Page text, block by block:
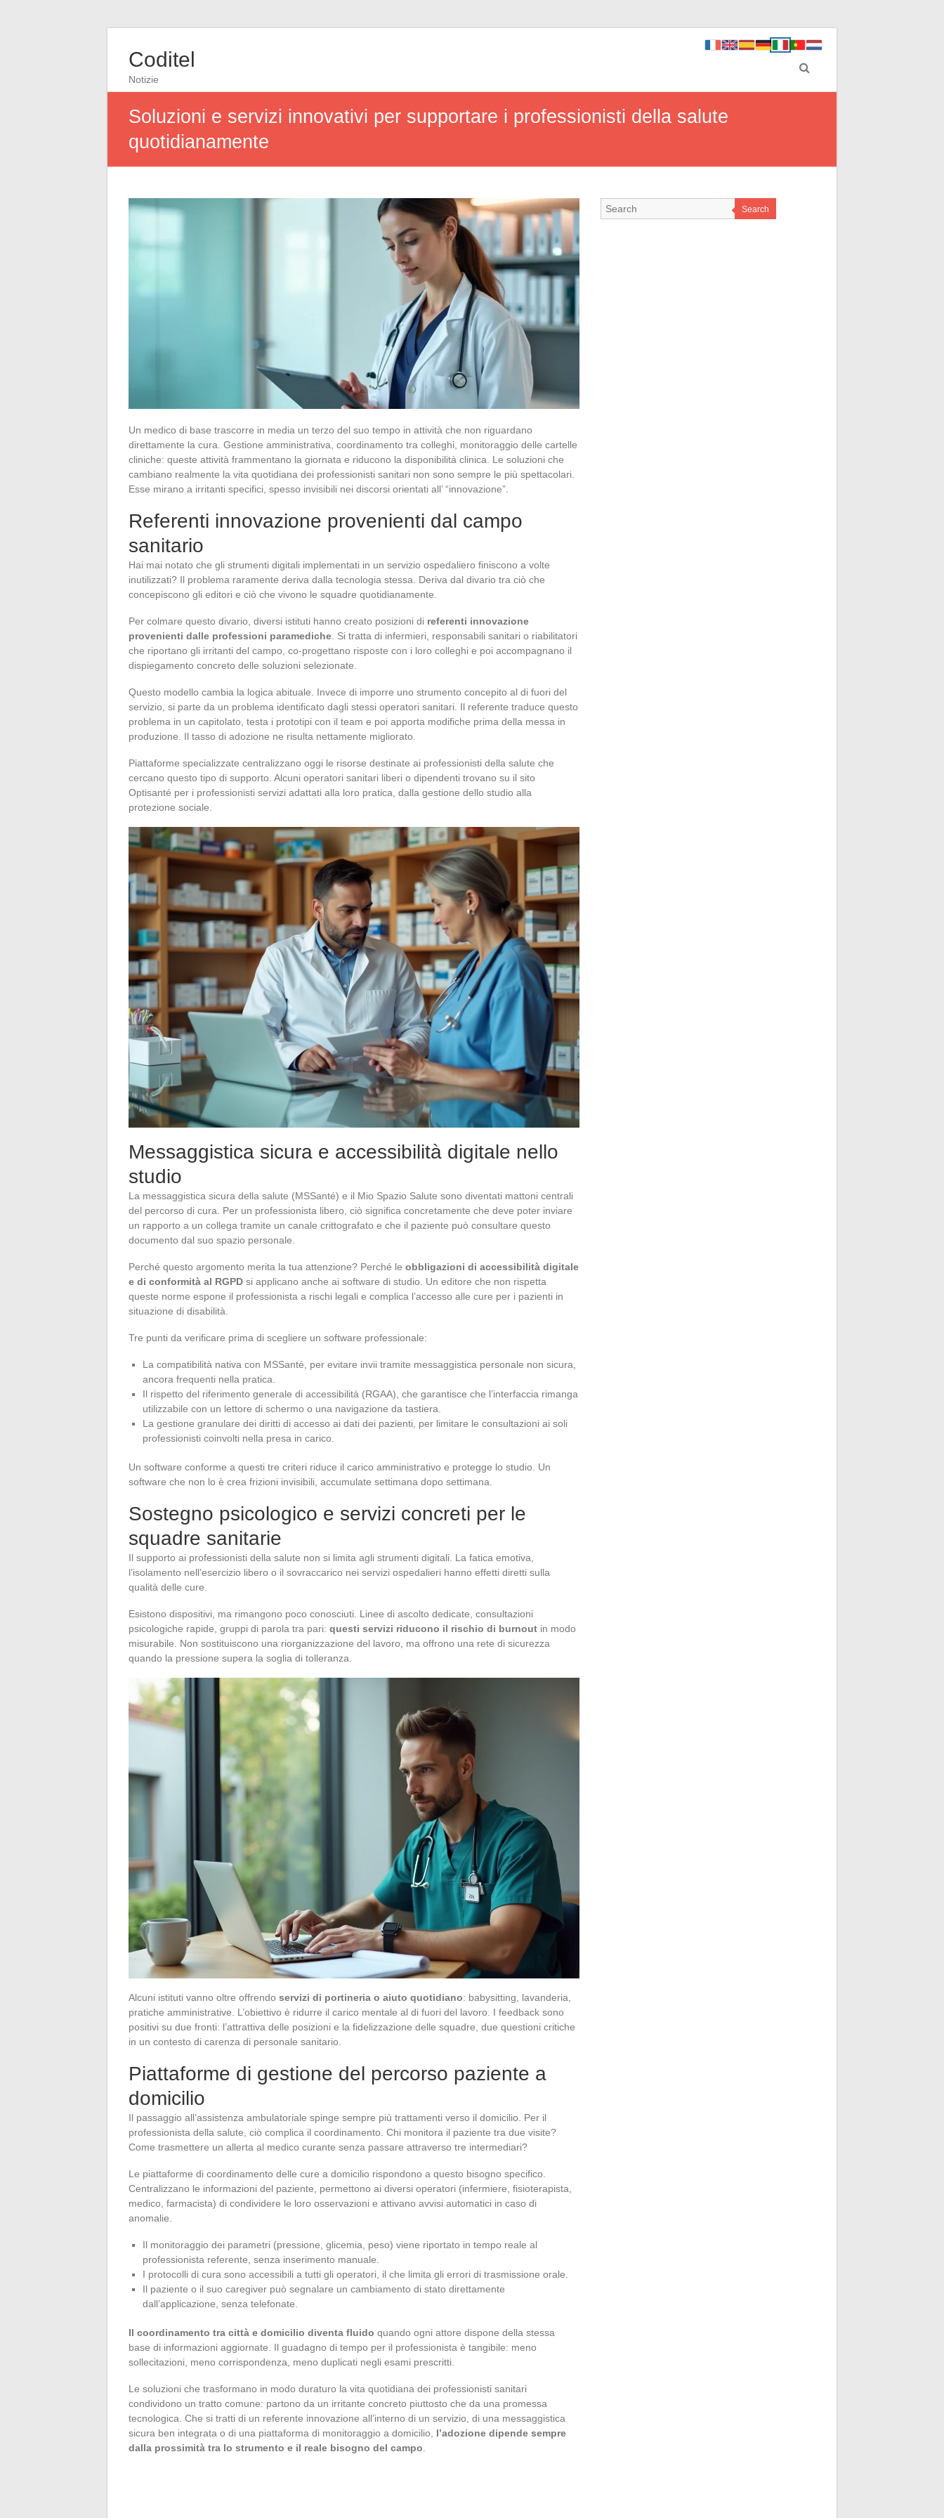
Coditel
Notizie
Soluzioni e servizi innovativi per supportare i professionisti della salute
quotidianamente
Un medico di base trascorre in media un terzo del suo tempo in attività che non riguardano
direttamente la cura. Gestione amministrativa, coordinamento tra colleghi, monitoraggio delle cartelle
cliniche: queste attività frammentano la giornata e riducono la disponibilità clinica. Le soluzioni che
cambiano realmente la vita quotidiana dei professionisti sanitari non sono sempre le più spettacolari.
Esse mirano a irritanti specifici, spesso invisibili nei discorsi orientati all’ “innovazione”.
Referenti innovazione provenienti dal campo
sanitario
Hai mai notato che gli strumenti digitali implementati in un servizio ospedaliero finiscono a volte
inutilizzati? Il problema raramente deriva dalla tecnologia stessa. Deriva dal divario tra ciò che
concepiscono gli editori e ciò che vivono le squadre quotidianamente.
Per colmare questo divario, diversi istituti hanno creato posizioni di referenti innovazione
provenienti dalle professioni paramediche . Si tratta di infermieri, responsabili sanitari o riabilitatori
che riportano gli irritanti del campo, co-progettano risposte con i loro colleghi e poi accompagnano il
dispiegamento concreto delle soluzioni selezionate.
Questo modello cambia la logica abituale. Invece di imporre uno strumento concepito al di fuori del
servizio, si parte da un problema identificato dagli stessi operatori sanitari. Il referente traduce questo
problema in un capitolato, testa i prototipi con il team e poi apporta modifiche prima della messa in
produzione. Il tasso di adozione ne risulta nettamente migliorato.
Piattaforme specializzate centralizzano oggi le risorse destinate ai professionisti della salute che
cercano questo tipo di supporto. Alcuni operatori sanitari liberi o dipendenti trovano su il sito
Optisanté per i professionisti servizi adattati alla loro pratica, dalla gestione dello studio alla
protezione sociale.
Messaggistica sicura e accessibilità digitale nello
studio
La messaggistica sicura della salute (MSSanté) e il Mio Spazio Salute sono diventati mattoni centrali
del percorso di cura. Per un professionista libero, ciò significa concretamente che deve poter inviare
un rapporto a un collega tramite un canale crittografato e che il paziente può consultare questo
documento dal suo spazio personale.
Perché questo argomento merita la tua attenzione? Perché le obbligazioni di accessibilità digitale
e di conformità al RGPD si applicano anche ai software di studio. Un editore che non rispetta
queste norme espone il professionista a rischi legali e complica l’accesso alle cure per i pazienti in
situazione di disabilità.
Tre punti da verificare prima di scegliere un software professionale:
La compatibilità nativa con MSSanté, per evitare invii tramite messaggistica personale non sicura,
ancora frequenti nella pratica.
Il rispetto del riferimento generale di accessibilità (RGAA), che garantisce che l’interfaccia rimanga
utilizzabile con un lettore di schermo o una navigazione da tastiera.
La gestione granulare dei diritti di accesso ai dati dei pazienti, per limitare le consultazioni ai soli
professionisti coinvolti nella presa in carico.
Un software conforme a questi tre criteri riduce il carico amministrativo e protegge lo studio. Un
software che non lo è crea frizioni invisibili, accumulate settimana dopo settimana.
Sostegno psicologico e servizi concreti per le
squadre sanitarie
Il supporto ai professionisti della salute non si limita agli strumenti digitali. La fatica emotiva,
l’isolamento nell’esercizio libero o il sovraccarico nei servizi ospedalieri hanno effetti diretti sulla
qualità delle cure.
Esistono dispositivi, ma rimangono poco conosciuti. Linee di ascolto dedicate, consultazioni
psicologiche rapide, gruppi di parola tra pari: questi servizi riducono il rischio di burnout in modo
misurabile. Non sostituiscono una riorganizzazione del lavoro, ma offrono una rete di sicurezza
quando la pressione supera la soglia di tolleranza.
Alcuni istituti vanno oltre offrendo servizi di portineria o aiuto quotidiano: babysitting, lavanderia,
pratiche amministrative. L’obiettivo è ridurre il carico mentale al di fuori del lavoro. I feedback sono
positivi su due fronti: l’attrattiva delle posizioni e la fidelizzazione delle squadre, due questioni critiche
in un contesto di carenza di personale sanitario.
Piattaforme di gestione del percorso paziente a
domicilio
Il passaggio all’assistenza ambulatoriale spinge sempre più trattamenti verso il domicilio. Per il
professionista della salute, ciò complica il coordinamento. Chi monitora il paziente tra due visite?
Come trasmettere un allerta al medico curante senza passare attraverso tre intermediari?
Le piattaforme di coordinamento delle cure a domicilio rispondono a questo bisogno specifico.
Centralizzano le informazioni del paziente, permettono ai diversi operatori (infermiere, fisioterapista,
medico, farmacista) di condividere le loro osservazioni e attivano avvisi automatici in caso di
anomalie.
Il monitoraggio dei parametri (pressione, glicemia, peso) viene riportato in tempo reale al
professionista referente, senza inserimento manuale.
I protocolli di cura sono accessibili a tutti gli operatori, il che limita gli errori di trasmissione orale.
Il paziente o il suo caregiver può segnalare un cambiamento di stato direttamente
dall’applicazione, senza telefonate.
Il coordinamento tra città e domicilio diventa fluido quando ogni attore dispone della stessa
base di informazioni aggiornate. Il guadagno di tempo per il professionista è tangibile: meno
sollecitazioni, meno corrispondenza, meno duplicati negli esami prescritti.
Le soluzioni che trasformano in modo duraturo la vita quotidiana dei professionisti sanitari
condividono un tratto comune: partono da un irritante concreto piuttosto che da una promessa
tecnologica. Che si tratti di un referente innovazione all’interno di un servizio, di una messaggistica
sicura ben integrata o di una piattaforma di monitoraggio a domicilio, l’adozione dipende sempre
dalla prossimità tra lo strumento e il reale bisogno del campo
Search